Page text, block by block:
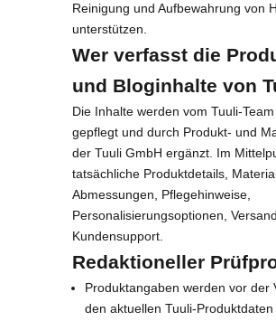
Reinigung und Aufbewahrung von
unterstützen.
Wer verfasst die
und Bloginhalte von
Die Inhalte werden vom Tuuli-
gepflegt und durch Produkt- und
der Tuuli GmbH ergänzt. Im
tatsächliche Produktdetails,
Abmessungen, Pflegehinweise,
Personalisierungsoptionen,
Kundensupport.
Redaktioneller
Produktangaben werden vor der
den aktuellen Tuuli-Produktdaten